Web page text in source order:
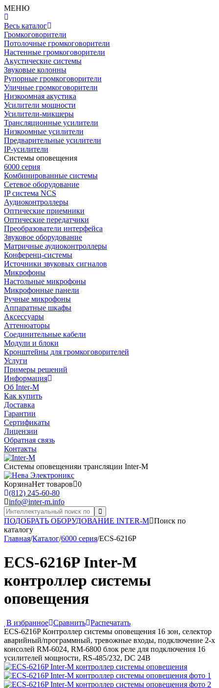
МЕНЮ
Весь каталог
Громкоговорители
Потолочные громкоговорители
Настенные громкоговорители
Акустические системы
Звуковые колонны
Рупорные громкоговорители
Уличные громкоговорители
Низкоомная акустика
Усилители мощности
Усилители-микшеры
Трансляционные усилители
Низкоомные усилители
Предварительные усилители
IP-усилители
Системы оповещения
6000 серия
Комбинированные системы
Сетевое оборудование
IP система NCS
Аудиоконтроллеры
Оптические приемники
Оптические передатчики
Преобразователи интерфейса
Звуковое оборудование
Матричные аудиоконтроллеры
Конференц-системы
Источники звуковых сигналов
Микрофоны
Настольные микрофоны
Микрофонные панели
Ручные микрофоны
Аппаратные шкафы
Аксессуары
Аттенюаторы
Соединительные кабели
Модули и блоки
Кронштейны для громкоговорителей
Услуги
Примеры решений
Информация
Об Inter-M
Как купить
Доставка
Гарантии
Сертификаты
Лицензии
Обратная связь
Контакты
Системы оповещенияи трансляции Inter-M
КорзинаНет товаров
0
(812) 245-60-80
info@inter-m.info
ПОДОБРАТЬ ОБОРУДОВАНИЕ INTER-M Поиск по
каталогу
Главная/Каталог/6000 серия/ECS-6216P
ECS-6216P Inter-M
контроллер системы
оповещения
В избранное Сравнить Распечатать
ECS-6216P Контроллер системы оповещения 16 зон, селектор
аварийный/программный, тревожные входы, подключение 2-х
консолей RM-6024, RM-6800 блок реле для подключения 16
усилителей мощности, RS-485/232, DC 24В